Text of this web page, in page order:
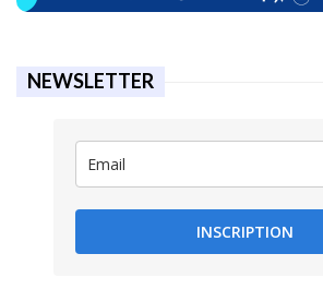
NEWSLETTER
INSCRIPTION